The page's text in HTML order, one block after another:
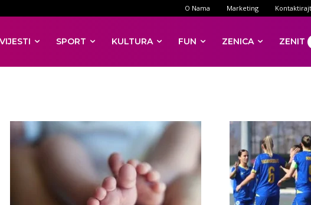
O Nama Marketing
VIJESTI SPORT KULTURA FUN ZENICA ZENIT